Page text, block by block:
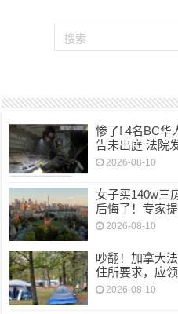
惨了! 4名BC华
告未出庭 法院
2026-08-10
女子买140w三
后悔了！专家
2026-08-10
吵翻！加拿大
住所要求，应
2026-08-10